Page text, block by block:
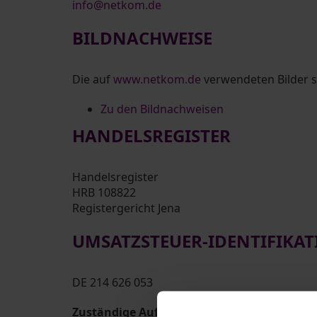
info@netkom.de
BILDNACHWEISE
Die aufwww.netkom.de verwendeten Bilder
Zu den Bildnachweisen
HANDELSREGISTER
Handelsregister
HRB 108822
Registergericht Jena
UMSATZSTEUER-
DE 214 626 053
Zuständige Aufsichtsbehörde: